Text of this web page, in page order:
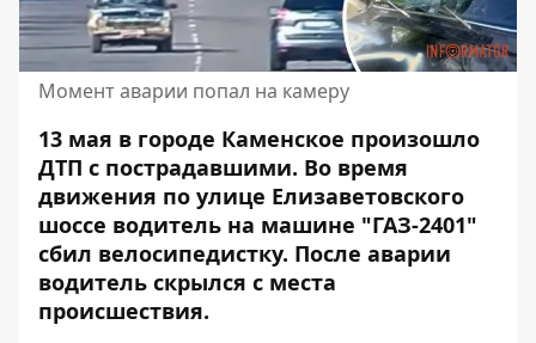
Момент аварии попал на камеру
13 мая в городе Каменское произошло
ДТП с пострадавшими. Во время
движения по улице Елизаветовского
шоссе водитель на машине "ГАЗ-2401"
сбил велосипедистку. После аварии
водитель скрылся с места
происшествия.